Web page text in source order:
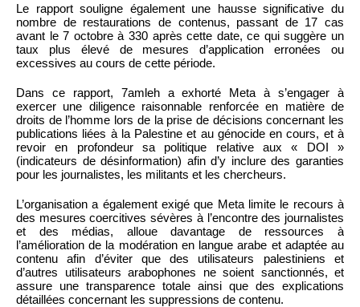
Le rapport souligne également une hausse significative du
nombre de restaurations de contenus, passant de 17 cas
avant le 7 octobre à 330 après cette date, ce qui suggère un
taux plus élevé de mesures d’application erronées ou
excessives au cours de cette période.
Dans ce rapport, 7amleh a exhorté Meta à s’engager à
exercer une diligence raisonnable renforcée en matière de
droits de l’homme lors de la prise de décisions concernant les
publications liées à la Palestine et au génocide en cours, et à
revoir en profondeur sa politique relative aux « DOI »
(indicateurs de désinformation) afin d’y inclure des garanties
pour les journalistes, les militants et les chercheurs.
L’organisation a également exigé que Meta limite le recours à
des mesures coercitives sévères à l’encontre des journalistes
et des médias, alloue davantage de ressources à
l’amélioration de la modération en langue arabe et adaptée au
contenu afin d’éviter que des utilisateurs palestiniens et
d’autres utilisateurs arabophones ne soient sanctionnés, et
assure une transparence totale ainsi que des explications
détaillées concernant les suppressions de contenu.